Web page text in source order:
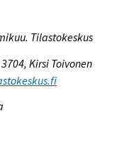
Tilastokeskus
Kirsi Toivonen